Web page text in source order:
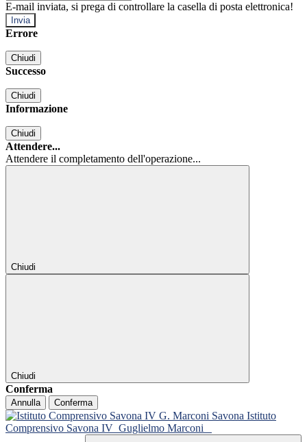
E-mail inviata, si prega di controllare la casella di posta elettronica!
Errore
Chiudi
Successo
Chiudi
Informazione
Chiudi
Attendere...
Attendere il completamento dell'operazione...
Chiudi
Chiudi
Conferma
Annulla Conferma
Istituto
Comprensivo Savona IV Guglielmo Marconi